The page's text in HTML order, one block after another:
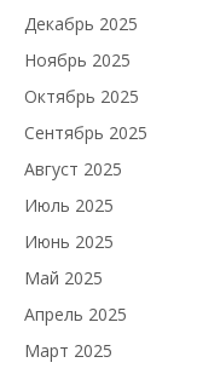
Декабрь 2025
Ноябрь 2025
Октябрь 2025
Сентябрь 2025
Август 2025
Июль 2025
Июнь 2025
Май 2025
Апрель 2025
Март 2025